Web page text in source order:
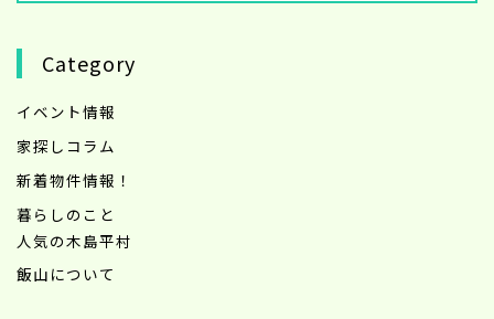
Category
イベント情報
家探しコラム
新着物件情報！
暮らしのこと
人気の木島平村
飯山について